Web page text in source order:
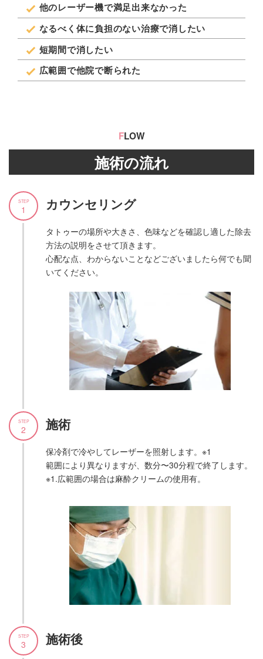
他のレーザー機で満足出来なかった
なるべく体に負担のない治療で消したい
短期間で消したい
広範囲で他院で断られた
FLOW
施術の流れ
カウンセリング
タトゥーの場所や大きさ、色味などを確認し適した除去
方法の説明をさせて頂きます。
心配な点、わからないことなどございましたら何でも聞
いてください。
STEP
1
施術
保冷剤で冷やしてレーザーを照射します。※1
範囲により異なりますが、数分〜30分程で終了します。
※1.広範囲の場合は麻酔クリームの使用有。
STEP
2
施術後
STEP
3